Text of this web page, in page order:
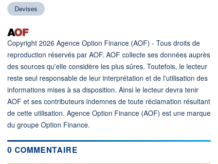
Devises
Copyright 2026 Agence Option Finance (AOF) - Tous droits de
reproduction réservés par AOF. AOF collecte ses données auprès
des sources qu'elle considère les plus sûres. Toutefois, le lecteur
reste seul responsable de leur interprétation et de l'utilisation des
informations mises à sa disposition. Ainsi le lecteur devra tenir
AOF et ses contributeurs indemnes de toute réclamation résultant
de cette utilisation. Agence Option Finance (AOF) est une marque
du groupe Option Finance.
0 COMMENTAIRE